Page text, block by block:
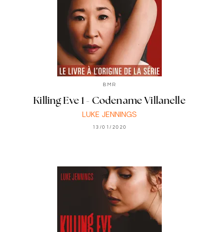
BMR
Killing Eve 1 - Codename Villanelle
LUKE JENNINGS
13/01/2020